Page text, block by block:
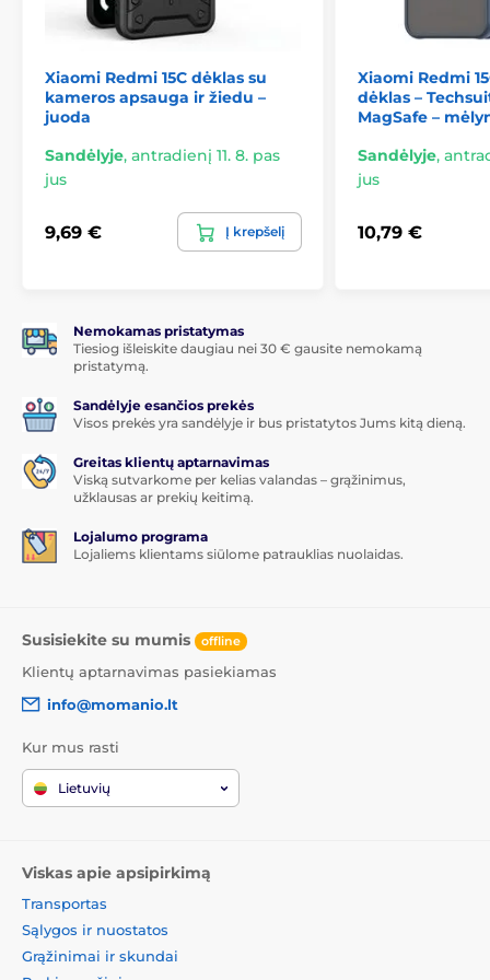
Apsauginis objektyvo slankiklis
Visiškai funkcionalus
Lengvas įdiegimas ir išmontavimas
Komplektą sudaro:
Xiaomi Redmi 15C dėklas su
kameros apsauga ir žiedu –
juoda
Sandėlyje, antradienį 11. 8. pas
jus
9,69 € Į krepšelį
Xiaomi Redmi
dėklas –
MagSafe –
Sandėlyje,
jus
10,79 €
Nemokamas pristatymas
Tiesiog išleiskite daugiau nei 30 € gausite nemokamą
pristatymą.
Sandėlyje esančios prekės
Visos prekės yra sandėlyje ir bus pristatytos Jums kitą dieną.
Greitas klientų aptarnavimas
Viską sutvarkome per kelias valandas – grąžinimus,
užklausas ar prekių keitimą.
Lojalumo programa
Lojaliems klientams siūlome patrauklias nuolaidas.
Susisiekite su mumis offline
Klientų aptarnavimas pasiekiamas
info@momanio.lt
Kur mus rasti
Lietuvių
Viskas apie apsipirkimą
Transportas
Sąlygos ir nuostatos
Grąžinimai ir skundai